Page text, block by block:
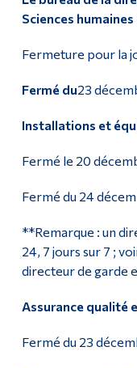
Sciences
Fermeture pour la
Fermé du23
Installations et
Fermé le 20
Fermé du 24
**Remarque : un
24, 7 jours sur 7 ;
directeur de garde
Assurance qualité
Fermé du 23